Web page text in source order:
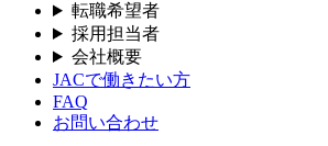
転職希望者
採用担当者
会社概要
JACで働きたい方
FAQ
お問い合わせ